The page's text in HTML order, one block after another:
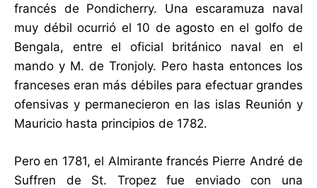
francés de Pondicherry. Una escaramuza naval
muy débil ocurrió el 10 de agosto en el golfo de
Bengala, entre el oficial británico naval en el
mando y M. de Tronjoly. Pero hasta entonces los
franceses eran más débiles para efectuar grandes
ofensivas y permanecieron en las islas Reunión y
Mauricio hasta principios de 1782.
Pero en 1781, el Almirante francés Pierre André de
Suffren de St. Tropez fue enviado con una